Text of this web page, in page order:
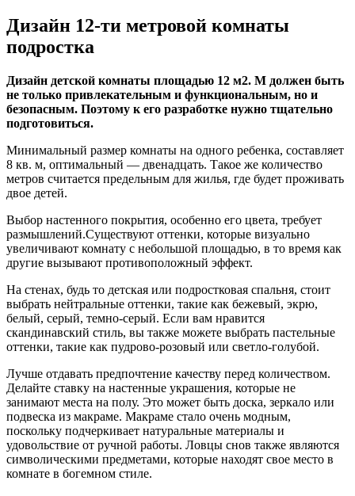
Дизайн 12-ти метровой комнаты
подростка
Дизайн детской комнаты площадью 12 м2. М должен быть
не только привлекательным и функциональным, но и
безопасным. Поэтому к его разработке нужно тщательно
подготовиться.
Минимальный размер комнаты на одного ребенка, составляет
8 кв. м, оптимальный — двенадцать. Такое же количество
метров считается предельным для жилья, где будет проживать
двое детей.
Выбор настенного покрытия, особенно его цвета, требует
размышлений.Существуют оттенки, которые визуально
увеличивают комнату с небольшой площадью, в то время как
другие вызывают противоположный эффект.
На стенах, будь то детская или подростковая спальня, стоит
выбрать нейтральные оттенки, такие как бежевый, экрю,
белый, серый, темно-серый. Если вам нравится
скандинавский стиль, вы также можете выбрать пастельные
оттенки, такие как пудрово-розовый или светло-голубой.
Лучше отдавать предпочтение качеству перед количеством.
Делайте ставку на настенные украшения, которые не
занимают места на полу. Это может быть доска, зеркало или
подвеска из макраме. Макраме стало очень модным,
поскольку подчеркивает натуральные материалы и
удовольствие от ручной работы. Ловцы снов также являются
символическими предметами, которые находят свое место в
комнате в богемном стиле.